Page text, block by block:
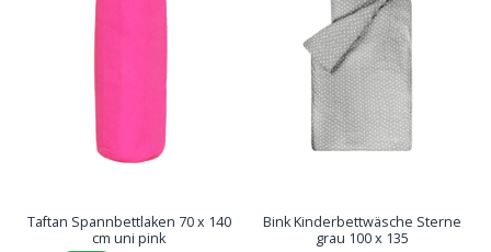
Taftan Spannbettlaken 70 x 140
cm uni pink
Bink Kinderbettwäsche Sterne
grau 100 x 135